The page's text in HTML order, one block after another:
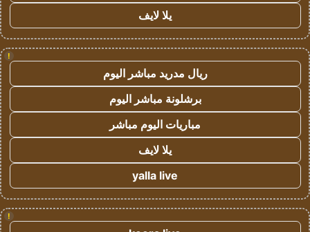
يلا لايف
!
ريال مدريد مباشر اليوم
برشلونة مباشر اليوم
مباريات اليوم مباشر
يلا لايف
yalla live
!